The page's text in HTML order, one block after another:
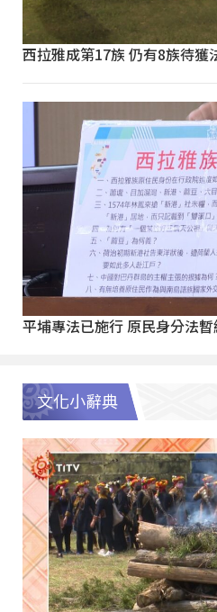
西拉雅成第17族 仍有8族待獲
平埔專法已施行 原民身分法
文化小辭典